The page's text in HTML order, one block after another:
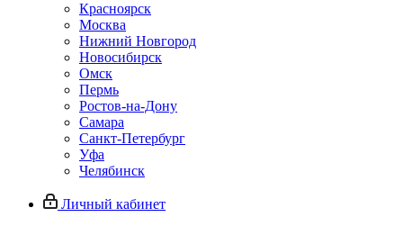
Красноярск
Москва
Нижний Новгород
Новосибирск
Омск
Пермь
Ростов-на-Дону
Самара
Санкт-Петербург
Уфа
Челябинск
Личный кабинет